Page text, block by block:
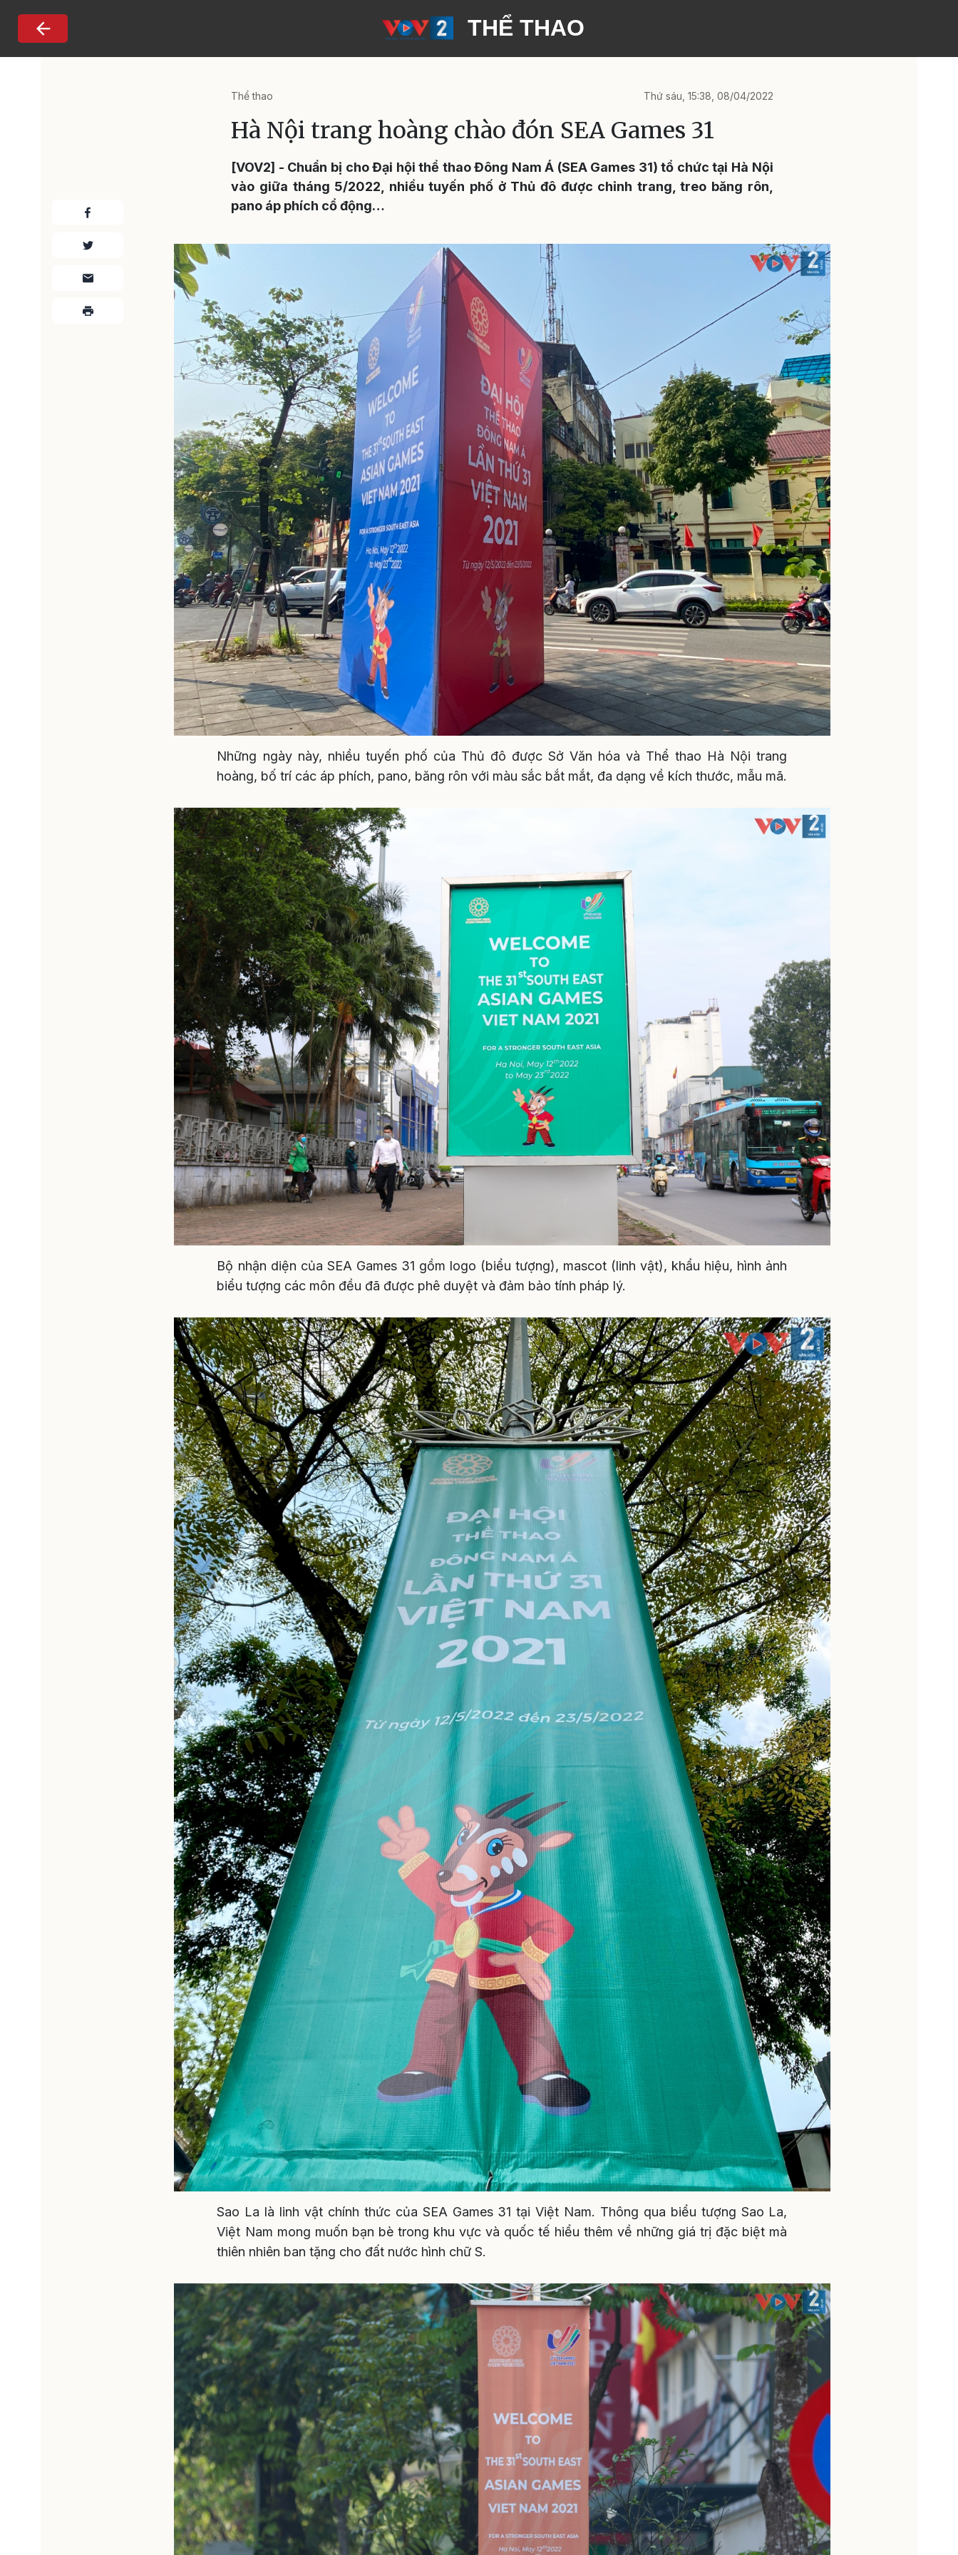
THỂ THAO
Thể thao Thứ sáu, 15:38, 08/04/2022
Hà Nội trang hoàng chào đón SEA Games 31
[VOV2] - Chuẩn bị cho Đại hội thể thao Đông Nam Á (SEA Games 31) tổ chức tại Hà Nội
vào giữa tháng 5/2022, nhiều tuyến phố ở Thủ đô được chỉnh trang, treo băng rôn,
pano áp phích cổ động…
Những ngày này, nhiều tuyến phố của Thủ đô được Sở Văn hóa và Thể thao Hà Nội trang
hoàng, bố trí các áp phích, pano, băng rôn với màu sắc bắt mắt, đa dạng về kích thước, mẫu mã.
Bộ nhận diện của SEA Games 31 gồm logo (biểu tượng), mascot (linh vật), khẩu hiệu, hình ảnh
biểu tượng các môn đều đã được phê duyệt và đảm bảo tính pháp lý.
Sao La là linh vật chính thức của SEA Games 31 tại Việt Nam. Thông qua biểu tượng Sao La,
Việt Nam mong muốn bạn bè trong khu vực và quốc tế hiểu thêm về những giá trị đặc biệt mà
thiên nhiên ban tặng cho đất nước hình chữ S.